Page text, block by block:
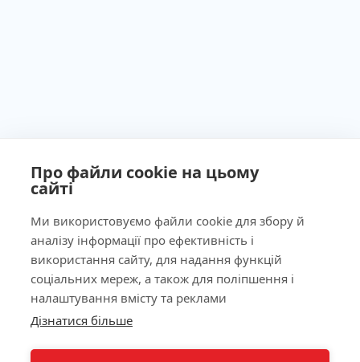
Про файли cookie на цьому
сайті
Ми використовуємо файли cookie для збору й
аналізу інформації про ефективність і
використання сайту, для надання функцій
соціальних мереж, а також для поліпшення і
налаштування вмісту та реклами
Дізнатися більше
Ліцензія МОЗ України №603260 від 23.09.2011
Наша адреса
КНОПКА